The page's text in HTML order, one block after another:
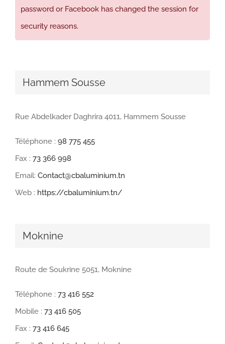
password or Facebook has changed the session for
security reasons.
Hammem Sousse
Rue Abdelkader Daghrira 4011, Hammem Sousse
Téléphone : 98 775 455
Fax : 73 366 998
Email: Contact@cbaluminium.tn
Web : https://cbaluminium.tn/
Moknine
Route de Soukrine 5051, Moknine
Téléphone : 73 416 552
Mobile : 73 416 505
Fax : 73 416 645